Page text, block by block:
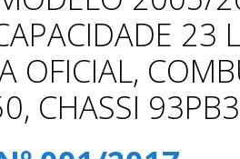
23
OFICIAL,
CHASSI